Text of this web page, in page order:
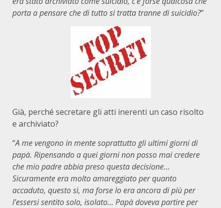
porta a pensare che di tutto si tratta tranne di suicidio?”
Già, perché secretare gli atti inerenti un caso risolto
e archiviato?
“A me vengono in mente soprattutto gli ultimi giorni di
papà. Ripensando a quei giorni non posso mai credere
che mio padre abbia preso questa decisione…
Sicuramente era molto amareggiato per quanto
accaduto, questo sì, ma forse lo era ancora di più per
l’essersi sentito solo, isolato… Papà doveva partire per